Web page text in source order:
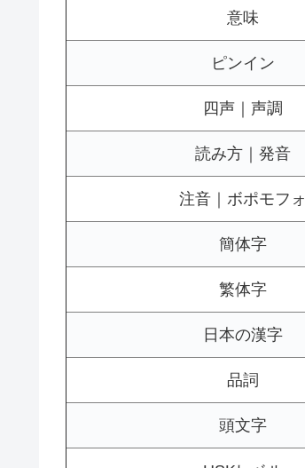
意味
ピンイン
四声｜声調
読み方｜発音
注音｜ボポモフォ
簡体字
繁体字
日本の漢字
品詞
頭文字